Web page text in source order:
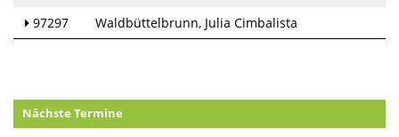
97297 Waldbüttelbrunn Julia Cimbalista
Nächste Termine